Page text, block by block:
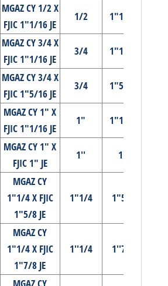
MGAZ CY 1/2 X
FJIC 1"1/16 JE
1/2 1"1/16
MGAZ CY 3/4 X
FJIC 1"1/16 JE
3/4 1"1/16
MGAZ CY 3/4 X
FJIC 1"5/16 JE
3/4 1"5/16
MGAZ CY 1" X
FJIC 1"1/16 JE
1" 1"1/16
MGAZ CY 1" X
FJIC 1" JE
1'' 1''
MGAZ CY
1"1/4 X FJIC
1"5/8 JE
1"1/4 1"5/8
MGAZ CY
1"1/4 X FJIC
1"7/8 JE
1''1/4 1''7/8
MGAZ CY